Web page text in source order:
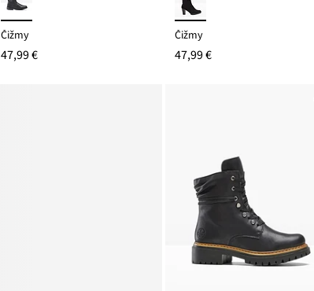
Čižmy
47,99 €
Čižmy
47,99 €